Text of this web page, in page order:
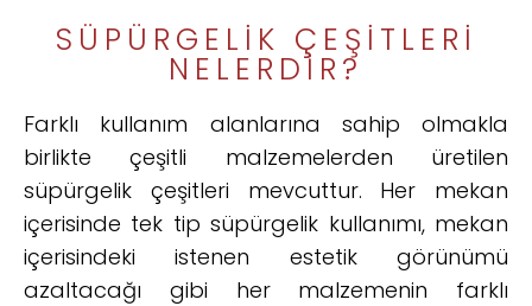
SÜPÜRGELIK ÇEŞITLERI
NELERDIR?
Farklı kullanım alanlarına sahip olmakla
birlikte çeşitli malzemelerden üretilen
süpürgelik çeşitleri mevcuttur. Her mekan
içerisinde tek tip süpürgelik kullanımı, mekan
içerisindeki istenen estetik görünümü
azaltacağı gibi her malzemenin farklı